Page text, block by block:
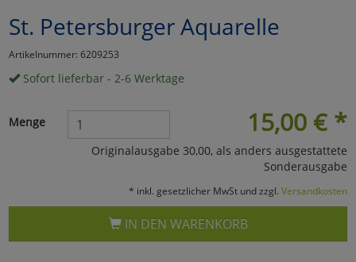
St. Petersburger Aquarelle
Artikelnummer: 6209253
Sofort lieferbar - 2-6 Werktage
15,00 € *
Menge
Originalausgabe 30,00, als anders ausgestattete
Sonderausgabe
* inkl. gesetzlicher MwSt und zzgl. Versandkosten
IN DEN WARENKORB
Marketing
Umfragetools
zurückzu Haupptseite